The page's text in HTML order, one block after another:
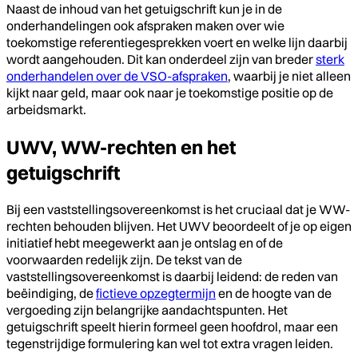
Naast de inhoud van het getuigschrift kun je in de
onderhandelingen ook afspraken maken over wie
toekomstige referentiegesprekken voert en welke lijn daarbij
wordt aangehouden. Dit kan onderdeel zijn van bredersterk
onderhandelen over de VSO-afspraken, waarbij je niet alleen
kijkt naar geld, maar ook naar je toekomstige positie op de
arbeidsmarkt.
UWV, WW-rechten en het
getuigschrift
Bij een vaststellingsovereenkomst is het cruciaal dat je WW-
rechten behouden blijven. Het UWV beoordeelt of je op eigen
initiatief hebt meegewerkt aan je ontslag en of de
voorwaarden redelijk zijn. De tekst van de
vaststellingsovereenkomst is daarbij leidend: de reden van
beëindiging, defictieve opzegtermijn en de hoogte van de
vergoeding zijn belangrijke aandachtspunten. Het
getuigschrift speelt hierin formeel geen hoofdrol, maar een
tegenstrijdige formulering kan wel tot extra vragen leiden.